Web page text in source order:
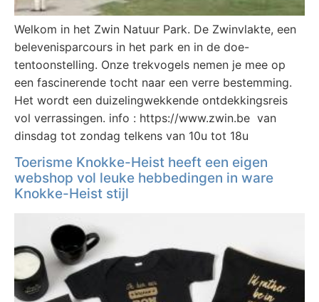
Welkom in het Zwin Natuur Park. De Zwinvlakte, een
belevenisparcours in het park en in de doe-
tentoonstelling. Onze trekvogels nemen je mee op
een fascinerende tocht naar een verre bestemming.
Het wordt een duizelingwekkende ontdekkingsreis
vol verrassingen. info : https://www.zwin.be van
dinsdag tot zondag telkens van 10u tot 18u
Toerisme Knokke-Heist heeft een eigen
webshop vol leuke hebbedingen in ware
Knokke-Heist stijl